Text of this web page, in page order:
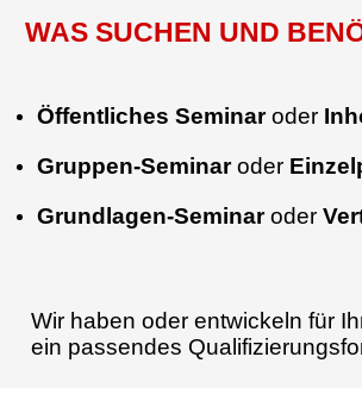
WAS SUCHEN UND
Öffentliches Seminaroder
Gruppen-Seminaroder
Grundlagen-Seminaroder
Wir haben oder entwickeln für
ein passendes